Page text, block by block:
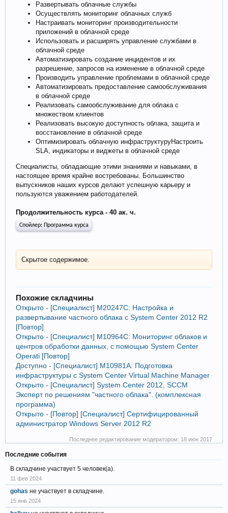
Развертывать облачные службы
Осуществлять мониторинг облачных служб
Настраивать мониторинг производительности
приложений в облачной среде
Использовать и расширять управление службами в
облачной среде
Автоматизировать создание инцидентов и их
разрешение, запросов на изменение в облачной среде
Производить управление проблемами в облачной среде
Автоматизировать предоставление самообслуживания
в облачной среде
Реализовать самообслуживание для облака с
множеством клиентов
Реализовать высокую доступность облака, защита и
восстановление в облачной среде
Оптимизировать облачную инфраструктуруНастроить
SLA, индикаторы и виджеты в облачной среде
Специалисты, обладающие этими знаниями и навыками, в
настоящее время крайне востребованы. Большинство
выпускников наших курсов делают успешную карьеру и
пользуются уважением работодателей.
Продолжительность курса - 40 ак. ч.
Спойлер: Программа курса
Скрытое содержимое.
Похожие складчины
Открыто - [Специалист] М20247C: Настройка и
развертывание частного облака с System Center 2012 R2
[Повтор]
Открыто - [Специалист] M10964С: Мониторинг облаков и
центров обработки данных, с помощью System Center
Operati [Повтор]
Доступно - [Специалист] M10981А: Подготовка
инфраструктуры с System Center Virtual Machine Manager
Открыто - [Специалист] System Center 2012, SCCM
Эксперт по решениям "частного облака". (комплексная
программа)
Открыто - [Повтор] [Специалист] Сертифицированный
администратор Windows Server 2012 R2
Последнее редактирование модератором: 18 июн 2017
Последние события
В складчине участвует 5 человек(а).
11 фев 2024
gohas не участвует в складчине.
15 янв 2024